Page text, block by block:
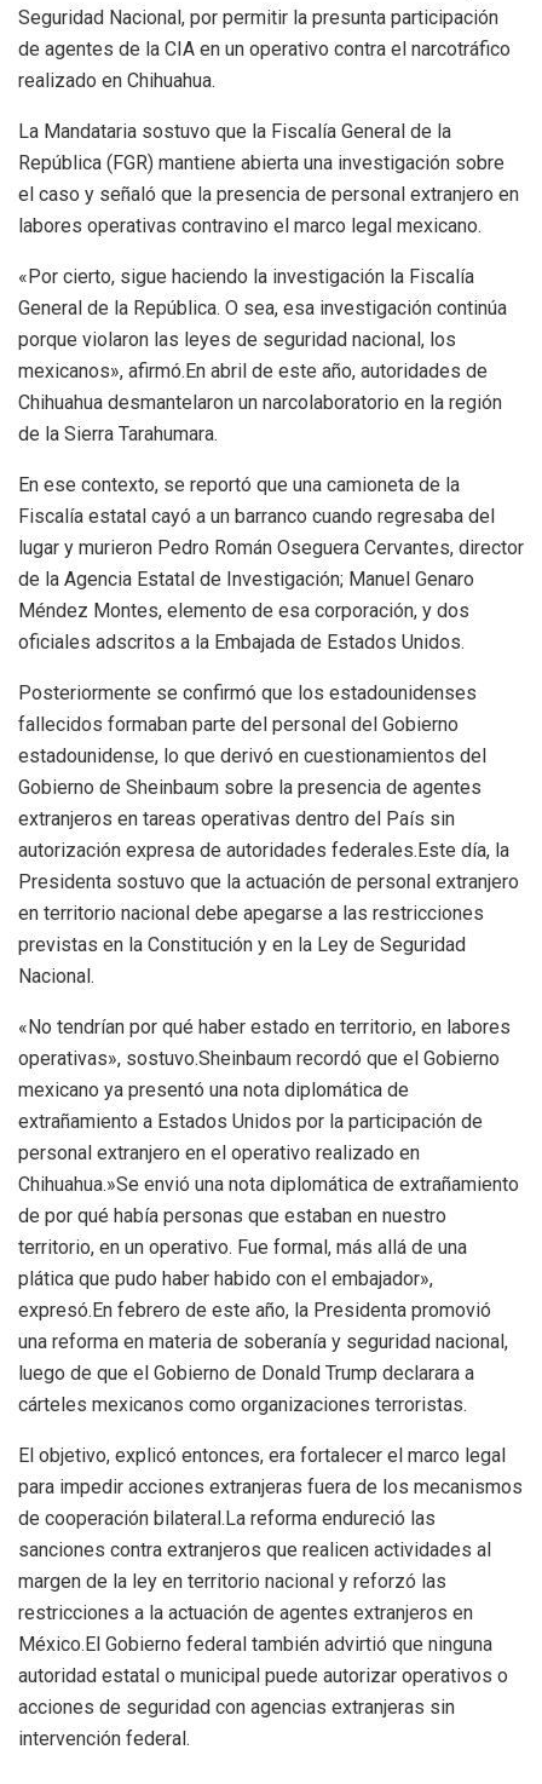
Seguridad Nacional, por permitir la presunta participación
de agentes de la CIA en un operativo contra el narcotráfico
realizado en Chihuahua.
La Mandataria sostuvo que la Fiscalía General de la
República (FGR) mantiene abierta una investigación sobre
el caso y señaló que la presencia de personal extranjero en
labores operativas contravino el marco legal mexicano.
«Por cierto, sigue haciendo la investigación la Fiscalía
General de la República. O sea, esa investigación continúa
porque violaron las leyes de seguridad nacional, los
mexicanos», afirmó.En abril de este año, autoridades de
Chihuahua desmantelaron un narcolaboratorio en la región
de la Sierra Tarahumara.
En ese contexto, se reportó que una camioneta de la
Fiscalía estatal cayó a un barranco cuando regresaba del
lugar y murieron Pedro Román Oseguera Cervantes, director
de la Agencia Estatal de Investigación; Manuel Genaro
Méndez Montes, elemento de esa corporación, y dos
oficiales adscritos a la Embajada de Estados Unidos.
Posteriormente se confirmó que los estadounidenses
fallecidos formaban parte del personal del Gobierno
estadounidense, lo que derivó en cuestionamientos del
Gobierno de Sheinbaum sobre la presencia de agentes
extranjeros en tareas operativas dentro del País sin
autorización expresa de autoridades federales.Este día, la
Presidenta sostuvo que la actuación de personal extranjero
en territorio nacional debe apegarse a las restricciones
previstas en la Constitución y en la Ley de Seguridad
Nacional.
«No tendrían por qué haber estado en territorio, en labores
operativas», sostuvo.Sheinbaum recordó que el Gobierno
mexicano ya presentó una nota diplomática de
extrañamiento a Estados Unidos por la participación de
personal extranjero en el operativo realizado en
Chihuahua.»Se envió una nota diplomática de extrañamiento
de por qué había personas que estaban en nuestro
territorio, en un operativo. Fue formal, más allá de una
plática que pudo haber habido con el embajador»,
expresó.En febrero de este año, la Presidenta promovió
una reforma en materia de soberanía y seguridad nacional,
luego de que el Gobierno de Donald Trump declarara a
cárteles mexicanos como organizaciones terroristas.
El objetivo, explicó entonces, era fortalecer el marco legal
para impedir acciones extranjeras fuera de los mecanismos
de cooperación bilateral.La reforma endureció las
sanciones contra extranjeros que realicen actividades al
margen de la ley en territorio nacional y reforzó las
restricciones a la actuación de agentes extranjeros en
México.El Gobierno federal también advirtió que ninguna
autoridad estatal o municipal puede autorizar operativos o
acciones de seguridad con agencias extranjeras sin
intervención federal.